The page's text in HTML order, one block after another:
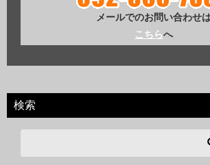
メールでのお問い合わせ
こちらへ
検索